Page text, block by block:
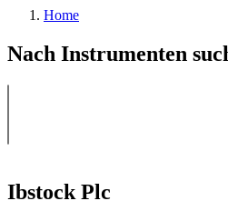
Home
Nach Instrumenten
Ibstock Plc